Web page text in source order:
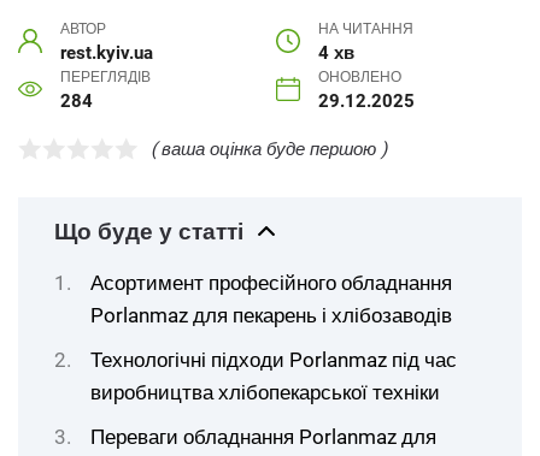
АВТОР
rest.kyiv.ua
НА ЧИТАННЯ
4 хв
ПЕРЕГЛЯДІВ
284
ОНОВЛЕНО
29.12.2025
( ваша оцінка буде першою )
Що буде у статті
Асортимент професійного обладнання
Porlanmaz для пекарень і хлібозаводів
Технологічні підходи Porlanmaz під час
виробництва хлібопекарської техніки
Переваги обладнання Porlanmaz для